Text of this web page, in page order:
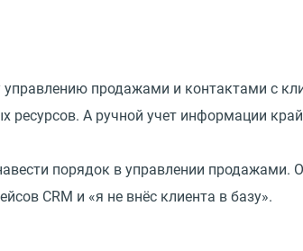
продажами и контактами с
ресурсов. А ручной учет информации
порядок в управлении продажами.
CRM и «я не внёс клиента в базу».